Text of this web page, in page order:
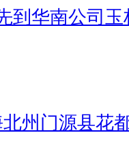
到华南公司
州门源县花